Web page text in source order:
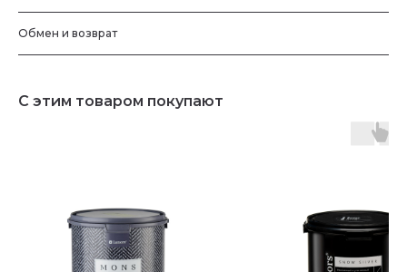
Обмен и возврат
С этим товаром покупают